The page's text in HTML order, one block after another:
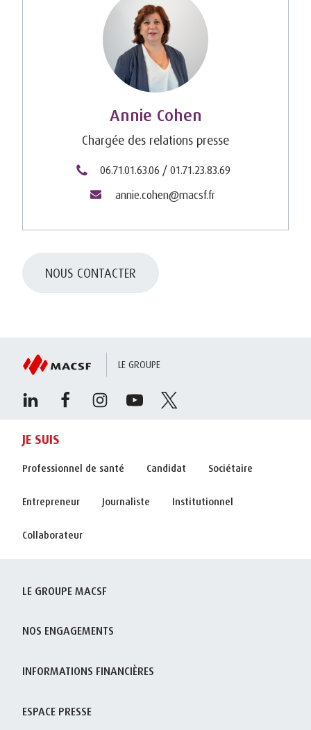
Annie Cohen
Chargée des relations presse
06.71.01.63.06 / 01.71.23.83.69
annie.cohen@macsf.fr
NOUS CONTACTER
LE GROUPE
JE SUIS
Professionnel de santé Candidat Sociétaire
Entrepreneur Journaliste Institutionnel
Collaborateur
LE GROUPE MACSF
NOS ENGAGEMENTS
INFORMATIONS FINANCIÈRES
ESPACE PRESSE